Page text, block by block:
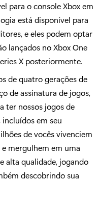
para o console Xbox em
está disponível para
e eles podem optar
lançados no Xbox One
X posteriormente.
de quatro gerações de
de assinatura de jogos,
ter nossos jogos de
em seu
de vocês vivenciem
mergulhem em uma
alta qualidade, jogando
descobrindo sua